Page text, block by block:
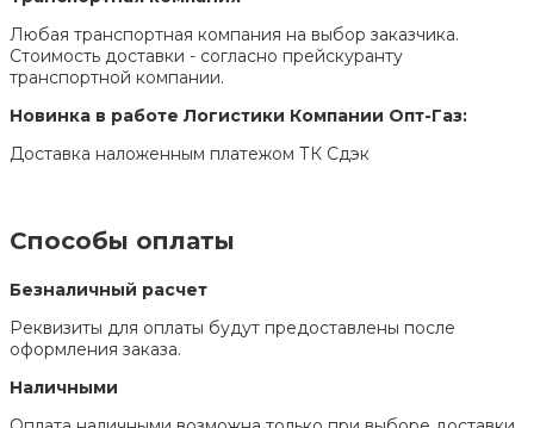
Любая транспортная компания на выбор заказчика.
Стоимость доставки - согласно прейскуранту
транспортной компании.
Новинка в работе Логистики Компании Опт-Газ:
Доставка наложенным платежом ТК Сдэк
Способы оплаты
Безналичный расчет
Реквизиты для оплаты будут предоставлены после
оформления заказа.
Наличными